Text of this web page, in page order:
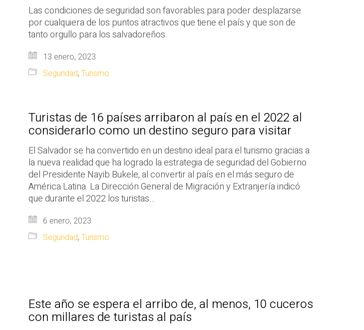
Las condiciones de seguridad son favorables para poder desplazarse
por cualquiera de los puntos atractivos que tiene el país y que son de
tanto orgullo para los salvadoreños.
13 enero, 2023
Seguridad, Turismo
Turistas de 16 países arribaron al país en el 2022 al
considerarlo como un destino seguro para visitar
El Salvador se ha convertido en un destino ideal para el turismo gracias a
la nueva realidad que ha logrado la estrategia de seguridad del Gobierno
del Presidente Nayib Bukele, al convertir al país en el más seguro de
América Latina. La Dirección General de Migración y Extranjería indicó
que durante el 2022 los turistas…
6 enero, 2023
Seguridad, Turismo
Este año se espera el arribo de, al menos, 10 cuceros
con millares de turistas al país